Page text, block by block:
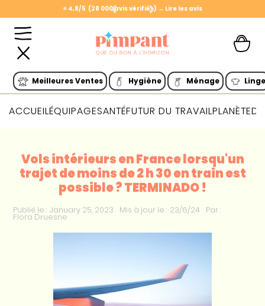
⭐️ 4,8/5 (28 000 avis vérifiés) → Lire les avis
Slide 1 of 2.
Meilleures Ventes Hygiène Ménage
ACCUEILÉQUIPAGESANTÉFUTUR DU TRAVAILPLANÈTE
Vols intérieurs en France lorsqu'un
trajet de moins de 2 h 30 en train est
possible ? TERMINADO !
Publié le : January 25, 2023 Mis à jour le : 23/6/24 Par :
Flora Druesne